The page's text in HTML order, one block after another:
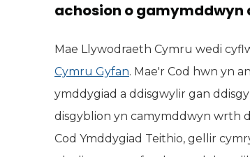
achosion o gamymddwyn
Mae Llywodraeth Cymru wedi
Cymru Gyfan. Mae'r Cod hwn yn
ymddygiad a ddisgwylir gan
disgyblion yn camymddwyn wrth
Cod Ymddygiad Teithio, gellir